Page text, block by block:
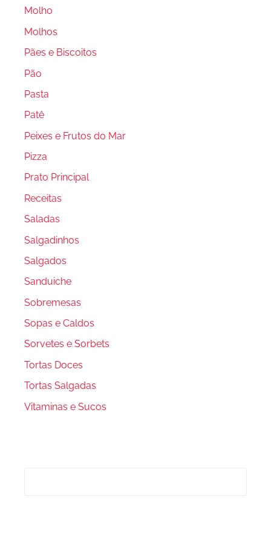
Molho
Molhos
Pães e Biscoitos
Pão
Pasta
Patê
Peixes e Frutos do Mar
Pizza
Prato Principal
Receitas
Saladas
Salgadinhos
Salgados
Sanduiche
Sobremesas
Sopas e Caldos
Sorvetes e Sorbets
Tortas Doces
Tortas Salgadas
Vitaminas e Sucos